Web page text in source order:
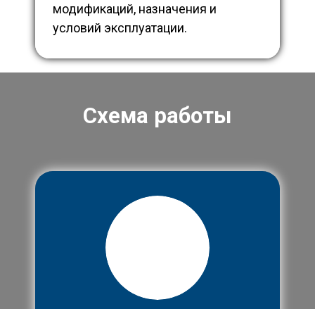
модификаций, назначения и
условий эксплуатации.
Схема работы